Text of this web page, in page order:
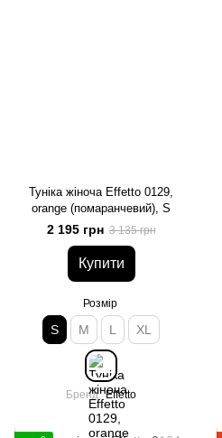
Туніка жіноча Effetto 0129,
orange (помаранчевий), S
2 195 грн 3 135 грн
Купити
Розмір
S M L XL
Бренд Effetto